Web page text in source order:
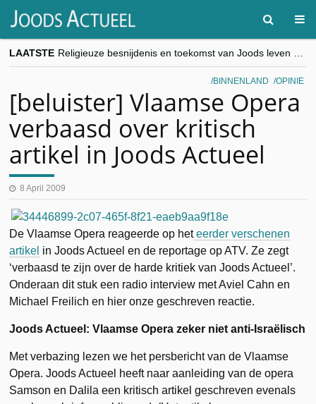
LAATSTE
“Besnijdenisdebat toont hoe moeilijk seculiere Westen minderheden begrijpt”, Jinnih Beels (Vooruit)
CITYTRIP | ROEMENIË – Boekarest: de verrassing van Oost-Europa
goKosher lanceert nieuwe website en samenwerking met Mishpacha voor kosher travel en simchas wereldwijd
BINNENLAND OPINIE
[beluister] Vlaamse Opera
verbaasd over kritisch
artikel in Joods Actueel
8 April 2009
De Vlaamse Opera reageerde op heteerder verschenen
artikel in Joods Actueel en de reportage op ATV. Ze zegt
‘verbaasd te zijn over de harde kritiek van Joods Actueel’.
Onderaan dit stuk een radio interview met Aviel Cahn en
Michael Freilich en hier onze geschreven reactie.
Joods Actueel: Vlaamse Opera zeker niet anti-Israëlisch
Met verbazing lezen we het persbericht van de Vlaamse
Opera. Joods Actueel heeft naar aanleiding van de opera
Samson en Dalila een kritisch artikel geschreven evenals